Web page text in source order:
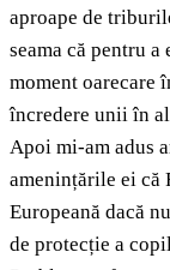
aproape de
seama că pentru
moment oarecare
încredere unii în
Apoi mi-am adus
amenințările ei că
Europeană dacă
de protecție a